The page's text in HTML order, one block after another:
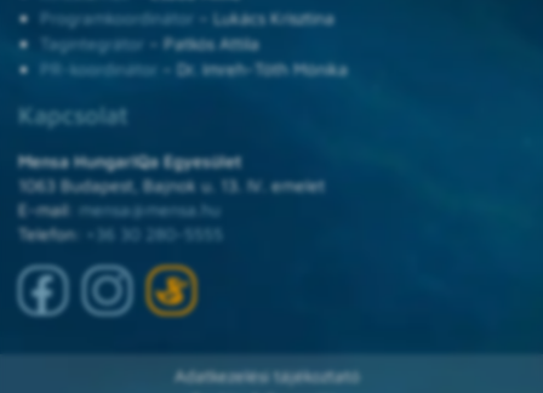
Programkoordinátor – Lukács Krisztina
Tagintegrátor
– Patkós Attila
PR-koordinátor – Dr. Imreh-Tóth Mónika
Kapcsolat
Mensa HungarIQa Egyesület
1063 Budapest, Bajnok u. 13. IV. emelet
E-mail: mensa@mensa.hu
Telefon:
+36 30 280-5555
Adatkezelési tájékoztató